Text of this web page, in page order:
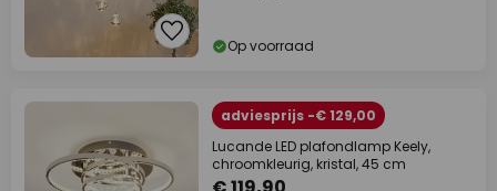
Op voorraad
adviesprijs -€ 129,00
Lucande LED plafondlamp Keely,
chroomkleurig, kristal, 45 cm